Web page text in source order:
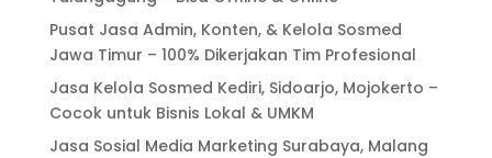
Pusat Jasa Admin, Konten, & Kelola Sosmed
Jawa Timur – 100% Dikerjakan Tim Profesional
Jasa Kelola Sosmed Kediri, Sidoarjo, Mojokerto –
Cocok untuk Bisnis Lokal & UMKM
Jasa Sosial Media Marketing Surabaya, Malang